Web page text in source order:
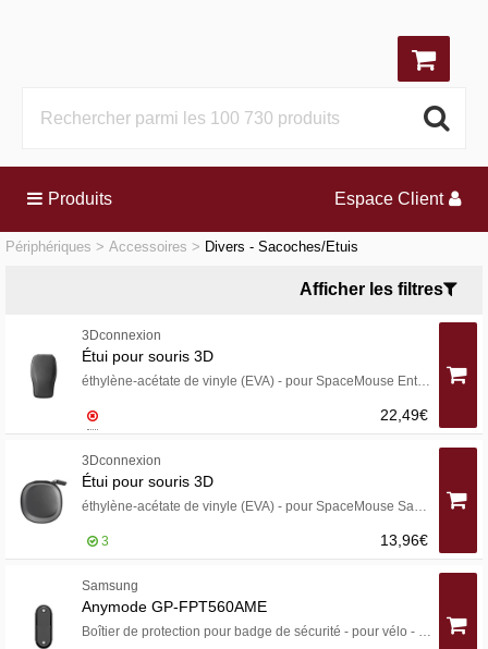
Produits Espace Client
Périphériques Accessoires Divers - Sacoches/Etuis
Afficher les filtres
3Dconnexion
Étui pour souris 3D
22,49€
3Dconnexion
Étui pour souris 3D
13,96€
3
Samsung
Anymode GP-FPT560AME